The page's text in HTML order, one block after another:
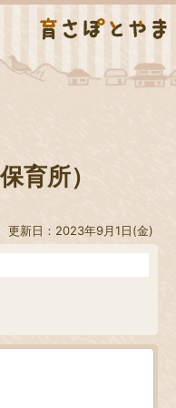
育所）
更新日：2023年9月1日(金)